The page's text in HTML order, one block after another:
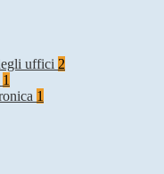
uffici 2
1
1